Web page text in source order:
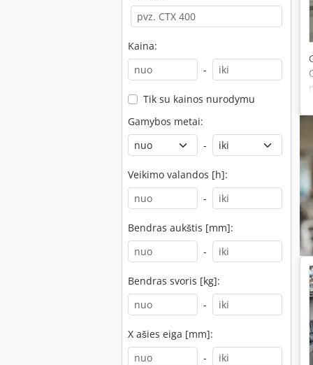
Kaina:
-
Tik su kainos nurodymu
Gamybos metai:
-
Veikimo valandos [h]:
-
Bendras aukštis [mm]:
-
Bendras svoris [kg]:
-
X ašies eiga [mm]:
-